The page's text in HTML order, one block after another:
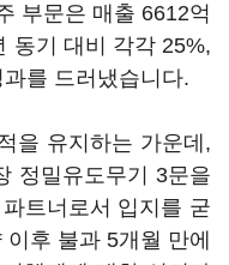
부문은 매출 6612억
동기 대비 각각 25%,
를 드러냈습니다.
을 유지하는 가운데,
정밀유도무기 3문을
트너로서 입지를 굳
후 불과 5개월 만에